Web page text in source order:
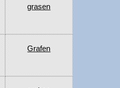
grasen
Grafen